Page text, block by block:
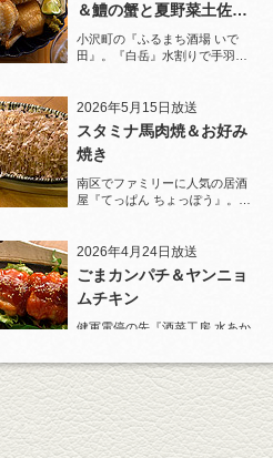
＆鱧の蟹と夏野菜土佐酢
ジュレがけ
小沢町の『ふるまち酒場 いで
田』。『白岳』水割りで手羽先
2026年5月15日放送
スタミナ馬肉焼＆お好み
焼き
南区でファミリーに人気の居酒
屋『てっぱん ちょっぽう』。王
2026年4月24日放送
ごまカンパチ＆ヤンニョ
ムチキン
健軍電停の先『酒菜工房 水あか
杯！まずは『ごまカンパチ』を
肴に。
2026年4月3日放送
元祖 鶏焼売＆牛テールの
土鍋めし